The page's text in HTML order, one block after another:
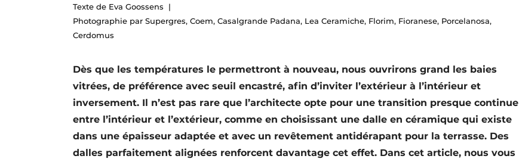
Termes et conditions
Video’s
Texte de Eva Goossens
Photographie par Supergres, Coem, Casalgrande Padana, Lea Ceramiche, Florim, Fioranese, Porcelanosa,
Cerdomus
Dès que les températures le permettront à nouveau, nous ouvrirons grand les baies
vitrées, de préférence avec seuil encastré, afin d’inviter l’extérieur à l’intérieur et
inversement. Il n’est pas rare que l’architecte opte pour une transition presque continue
entre l’intérieur et l’extérieur, comme en choisissant une dalle en céramique qui existe
dans une épaisseur adaptée et avec un revêtement antidérapant pour la terrasse. Des
dalles parfaitement alignées renforcent davantage cet effet. Dans cet article, nous vous